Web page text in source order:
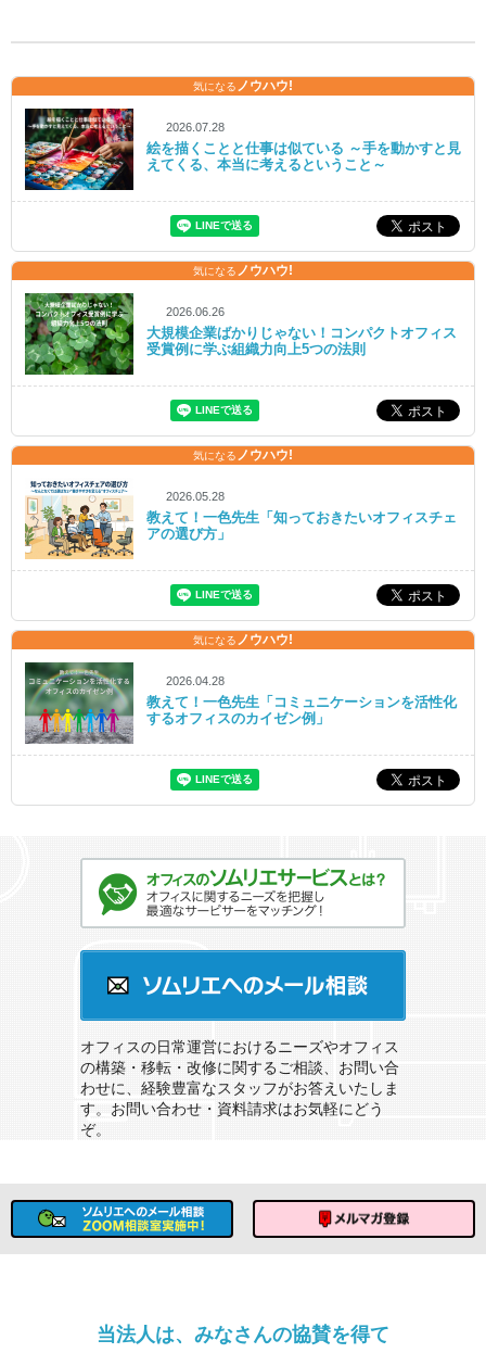
気になる ノウハウ!
2026.07.28
絵を描くことと仕事は似ている ～手を動かすと見
えてくる、本当に考えるということ～
気になる ノウハウ!
2026.06.26
大規模企業ばかりじゃない！コンパクトオフィス
受賞例に学ぶ組織力向上5つの法則
気になる ノウハウ!
2026.05.28
教えて！一色先生「知っておきたいオフィスチェ
アの選び方」
気になる ノウハウ!
2026.04.28
教えて！一色先生「コミュニケーションを活性化
するオフィスのカイゼン例」
オフィスの日常運営におけるニーズやオフィス
の構築・移転・改修に関するご相談、お問い合
わせに、経験豊富なスタッフがお答えいたしま
す。お問い合わせ・資料請求はお気軽にどう
ぞ。
当法人は、みなさんの協賛を得て